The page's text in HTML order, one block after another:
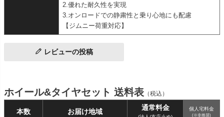
2.優れた耐久性を実現
3.オンロードでの静粛性と乗り心地にも配慮
【ジムニー荷重対応】
レビューの投稿
ホイール&タイヤセット 送料表 （税込）
本数 お届け地域 通常料金 個人宅料金
(※非推奨)